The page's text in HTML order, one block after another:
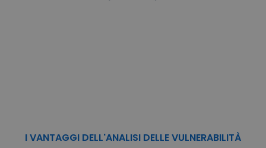
I VANTAGGI DELL'ANALISI DELLE VULNERABILITÀ